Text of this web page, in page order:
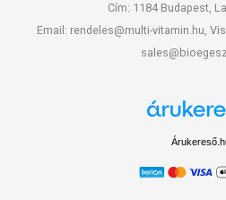
Cím: 1184 Budapest,
Email: rendeles@multi-vitamin.hu,